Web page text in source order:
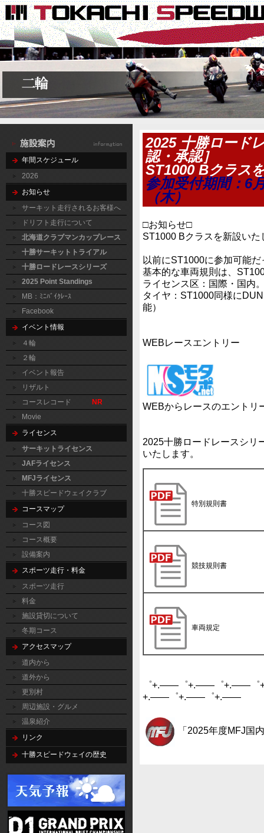
年間スケジュール
2026
お知らせ
サーキット走行されるお客様へ
ドリフト走行について
北海道クラブマンカップレース
十勝サーキットトライアル
十勝ロードレースシリーズ
2025 Point Standings
MB：ﾐﾆﾊﾞｲｸﾚｰｽ
Facebook
イベント情報
４輪
２輪
イベント報告
リザルト
コースレコード
NR
Movie
ライセンス
サーキットライセンス
JAFライセンス
MFJライセンス
十勝スピードウェイクラブ
コースマップ
コース図
コース概要
設備案内
スポーツ走行・料金
スポーツ走行
料金
施設貸切について
冬期コース
アクセスマップ
道内から
道外から
更別村
周辺施設・グルメ
温泉紹介
リンク
十勝スピードウェイの歴史
2025 十勝ロード
認・承認］
ST1000 Bクラス
参加受付期間：6
（木）
□お知らせ□
ST1000 Bクラスを新設いた
以前にST1000に参加可能
基本的な車両規則は、
ライセンス区：国際・国内
タイヤ：ST1000同様に
能）
WEBレースエントリー
WEBからレースのエントリ
2025十勝ロードレースシ
いたします。
特別規則書
競技規則書
車両規定
゜+.――゜+.――゜+.――
+.――゜+.――゜+.――
「2025年度MFJ国